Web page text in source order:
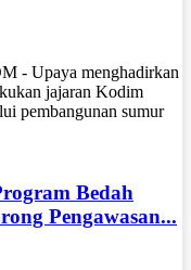
- Upaya menghadirkan
jajaran Kodim
pembangunan sumur
Bedah
Pengawasan...